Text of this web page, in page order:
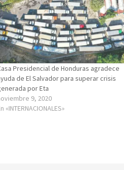
Presidencial de Honduras agradece
de El Salvador para superar crisis
por Eta
9, 2020
«INTERNACIONALES»